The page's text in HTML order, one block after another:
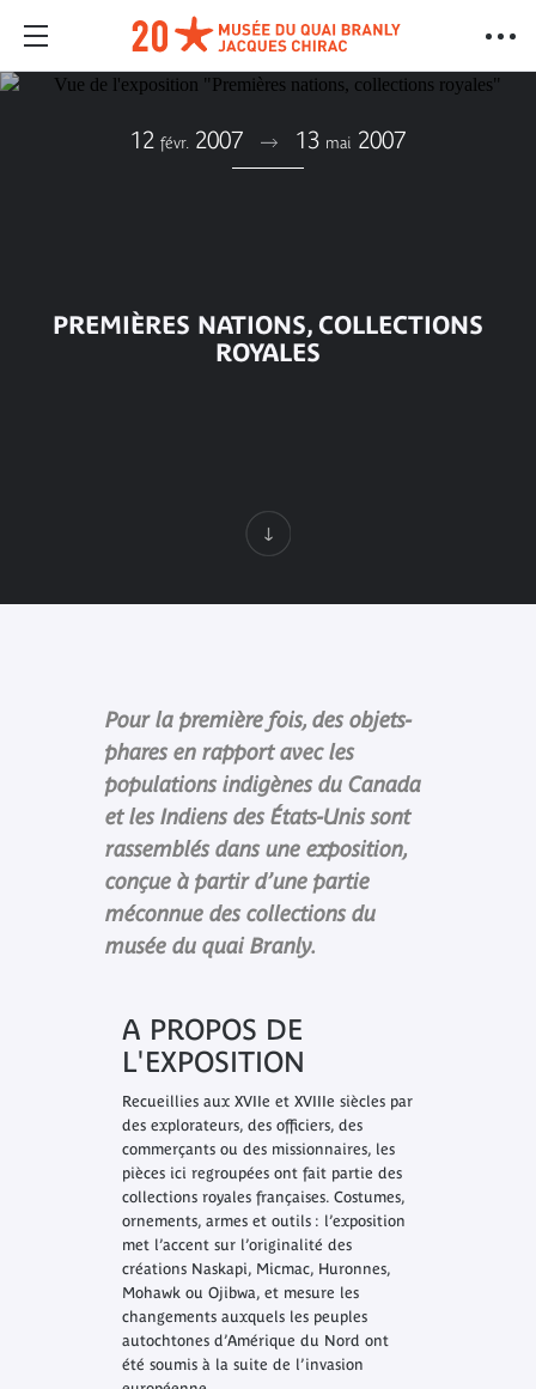
12 févr. 2007 13 mai 2007
PREMIÈRES NATIONS, COLLECTIONS
ROYALES
Pour la première fois, des objets-
phares en rapport avec les
populations indigènes du Canada
et les Indiens des États-Unis sont
rassemblés dans une exposition,
conçue à partir d’une partie
méconnue des collections du
musée du quai Branly.
A PROPOS DE
L'EXPOSITION
Recueillies aux XVIIe et XVIIIe siècles par
des explorateurs, des officiers, des
commerçants ou des missionnaires, les
pièces ici regroupées ont fait partie des
collections royales françaises. Costumes,
ornements, armes et outils : l’exposition
met l’accent sur l’originalité des
créations Naskapi, Micmac, Huronnes,
Mohawk ou Ojibwa, et mesure les
changements auxquels les peuples
autochtones d’Amérique du Nord ont
été soumis à la suite de l’invasion